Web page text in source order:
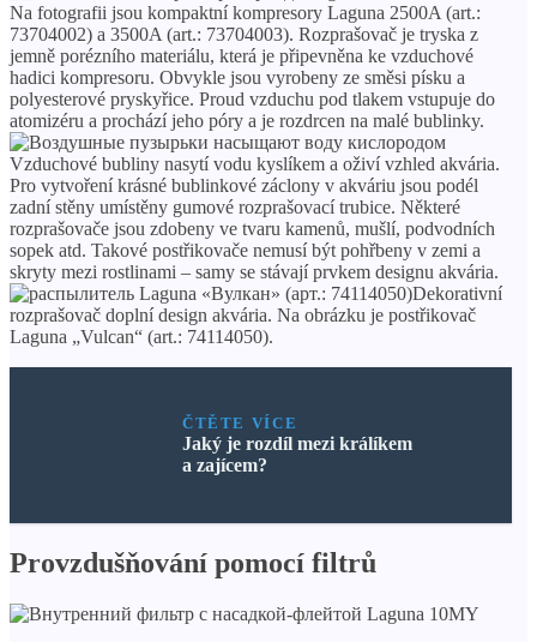
Na fotografii jsou kompaktní kompresory Laguna 2500A (art.:
73704002) a 3500A (art.: 73704003). Rozprašovač je tryska z
jemně porézního materiálu, která je připevněna ke vzduchové
hadici kompresoru. Obvykle jsou vyrobeny ze směsi písku a
polyesterové pryskyřice. Proud vzduchu pod tlakem vstupuje do
atomizéru a prochází jeho póry a je rozdrcen na malé bublinky.
Vzduchové bubliny nasytí vodu kyslíkem a oživí vzhled akvária.
Pro vytvoření krásné bublinkové záclony v akváriu jsou podél
zadní stěny umístěny gumové rozprašovací trubice. Některé
rozprašovače jsou zdobeny ve tvaru kamenů, mušlí, podvodních
sopek atd. Takové postřikovače nemusí být pohřbeny v zemi a
skryty mezi rostlinami – samy se stávají prvkem designu akvária.
Dekorativní
rozprašovač doplní design akvária. Na obrázku je postřikovač
Laguna „Vulcan“ (art.: 74114050).
ČTĚTE VÍCE
Jaký je rozdíl mezi králíkem
a zajícem?
Provzdušňování pomocí filtrů